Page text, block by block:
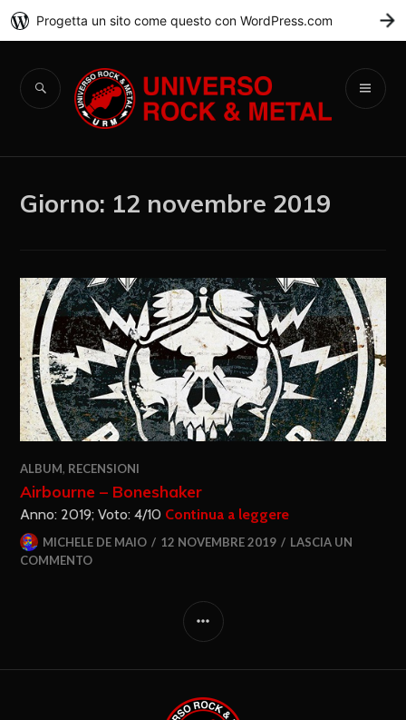
Universo Rock &
Metal
Giorno: 12 novembre 2019
ALBUM, RECENSIONI
Airbourne – Boneshaker
Anno: 2019; Voto: 4/10 Continua a leggere
MICHELE DE MAIO 12 NOVEMBRE 2019
LASCIA UN
COMMENTO
Progetta un sito come questo con WordPress.com